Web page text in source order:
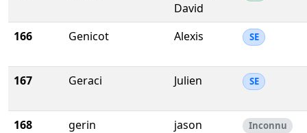
David
166 Genicot Alexis SE
167 Geraci Julien SE
168 gerin jason Inconnu